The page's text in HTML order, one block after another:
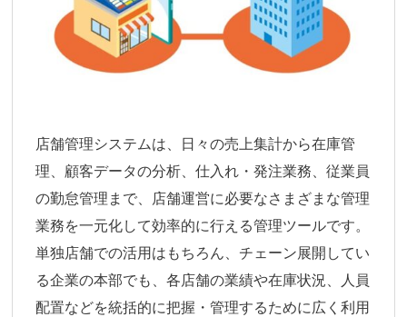
店舗管理システムは、日々の売上集計から在庫管
理、顧客データの分析、仕入れ・発注業務、従業員
の勤怠管理まで、店舗運営に必要なさまざまな管理
業務を一元化して効率的に行える管理ツールです。
単独店舗での活用はもちろん、チェーン展開してい
る企業の本部でも、各店舗の業績や在庫状況、人員
配置などを統括的に把握・管理するために広く利用